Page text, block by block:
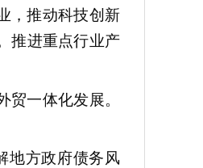
，推动科技创新
推进重点行业产
一体化发展。
地方政府债务风